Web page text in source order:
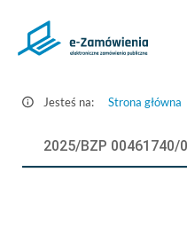
Szczegóły
e-
Jesteś na: Strona główna
2025/BZP 00461740/